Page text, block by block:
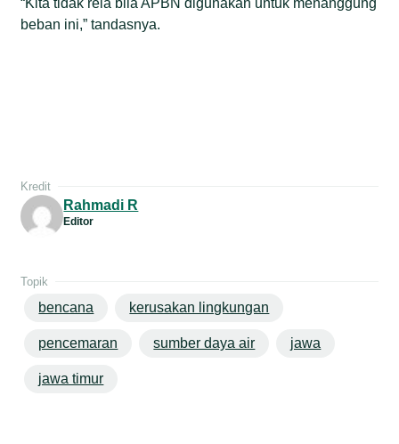
beban ini,” tandasnya.
Kredit
Rahmadi R
Editor
Topik
bencana kerusakan lingkungan
pencemaran sumber daya air jawa
jawa timur